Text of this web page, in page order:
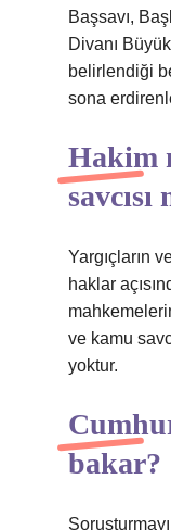
Başsavı,
Divanı
belirlendiği
sona
Hakim
Yargıçların
haklar
ve kamu
yoktur.
bakar?